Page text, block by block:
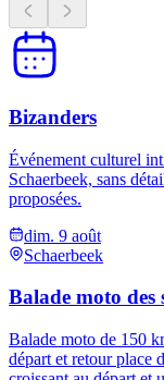
Bizanders
Événement culturel
Schaerbeek, sans
proposées.
dim. 9 août
Schaerbeek
Balade moto des
Balade moto de 150
départ et retour place